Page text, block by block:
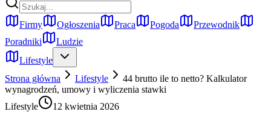
Firmy Ogłoszenia Praca Pogoda
Przewodnik
Poradniki
Ludzie
Lifestyle
Strona główna
Lifestyle
44 brutto ile to netto? Kalkulator
wynagrodzeń, umowy i wyliczenia stawki
Lifestyle
12 kwietnia 2026